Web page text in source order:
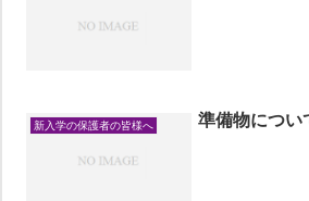
新入学の保護者の皆様へ 準備物につい